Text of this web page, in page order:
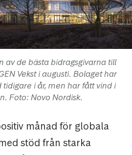
av de bästa bidragsgivarna till
Vekst i augusti. Bolaget har
i år, men har fått vind i
Foto: Novo Nordisk.
månad för globala
stöd från starka